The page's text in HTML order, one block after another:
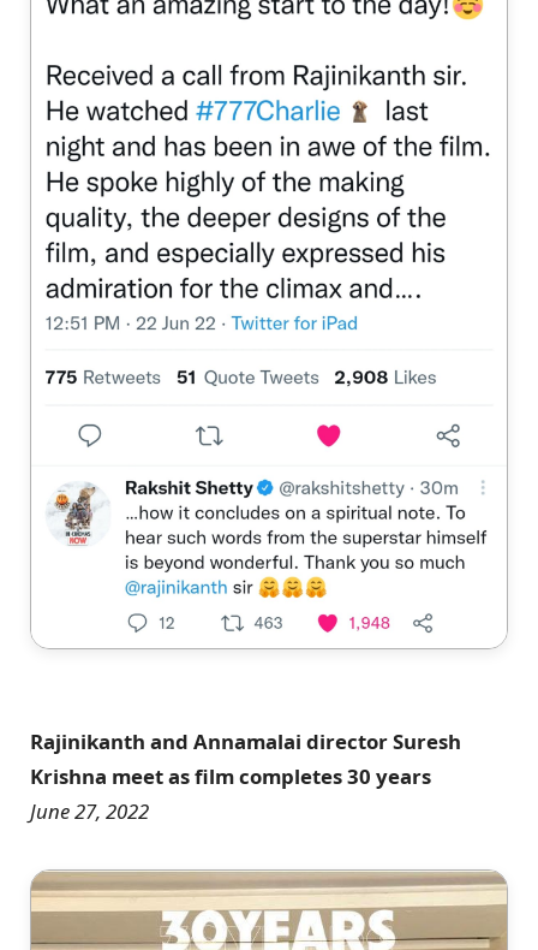
Rajinikanth and Annamalai director Suresh
Krishna meet as film completes 30 years
June 27, 2022